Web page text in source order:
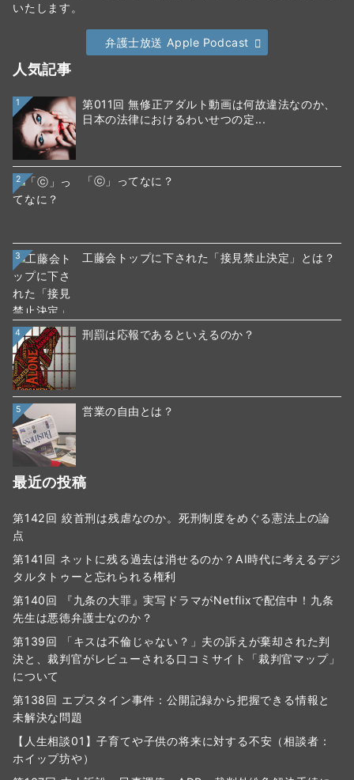
いたします。
弁護士放送 Apple Podcast
人気記事
1
第011回 無修正アダルト動画は何故違法なのか、
日本の法律におけるわいせつの定...
2 「ⓒ」ってなに？
3 工藤会トップに下された「接見禁止決定」とは？
4 刑罰は応報であるといえるのか？
5 営業の自由とは？
最近の投稿
第142回 絞首刑は残虐なのか。死刑制度をめぐる憲法上の論
点
第141回 ネットに残る過去は消せるのか？AI時代に考えるデジ
タルタトゥーと忘れられる権利
第140回 『九条の大罪』実写ドラマがNetflixで配信中！九条
先生は悪徳弁護士なのか？
第139回 「キスは不倫じゃない？」夫の訴えが棄却された判
決と、裁判官がレビューされる口コミサイト「裁判官マップ」
について
第138回 エプスタイン事件：公開記録から把握できる情報と
未解決な問題
【人生相談01】子育てや子供の将来に対する不安（相談者：
ホイップ坊や）